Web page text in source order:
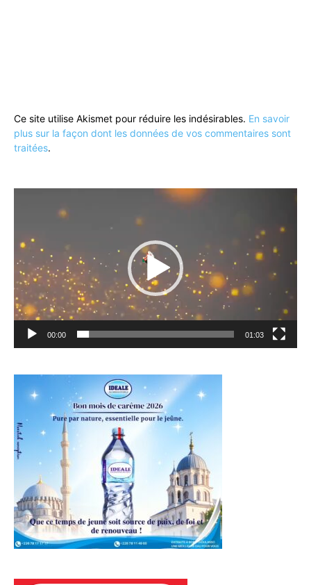
Ce site utilise Akismet pour réduire les indésirables. En savoir
plus sur la façon dont les données de vos commentaires sont
traitées.
00:00 01:03